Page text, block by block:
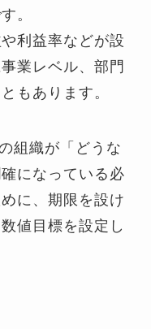
。
利益率などが設
業レベル、部門
もあります。
組織が「どうな
になっている必
に、期限を設け
値目標を設定し